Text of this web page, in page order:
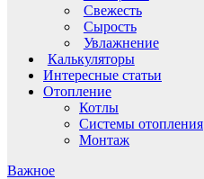
Свежесть
Сырость
Увлажнение
Калькуляторы
Интересные статьи
Отопление
Котлы
Системы отопления
Монтаж
Важное